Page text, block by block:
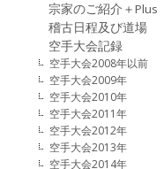
宗家のご紹介＋Plus
稽古日程及び道場
空手大会記録
空手大会2008年以前
空手大会2009年
空手大会2010年
空手大会2011年
空手大会2012年
空手大会2013年
空手大会2014年